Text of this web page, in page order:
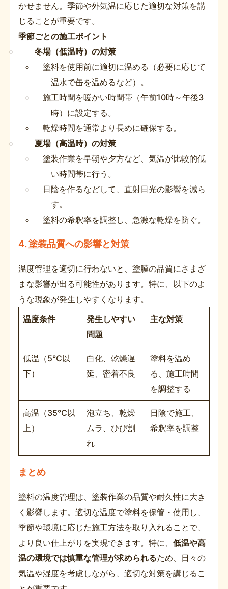
かせません。季節や外気温に応じた適切な対策を講
じることが重要です。
季節ごとの施工ポイント
冬場（低温時）の対策
塗料を使用前に適切に温める（必要に応じて
温水で缶を温めるなど）。
施工時間を暖かい時間帯（午前10時～午後3
時）に設定する。
乾燥時間を通常より長めに確保する。
夏場（高温時）の対策
塗装作業を早朝や夕方など、気温が比較的低
い時間帯に行う。
日陰を作るなどして、直射日光の影響を減ら
す。
塗料の希釈率を調整し、急激な乾燥を防ぐ。
4. 塗装品質への影響と対策
温度管理を適切に行わないと、塗膜の品質にさまざ
まな影響が出る可能性があります。特に、以下のよ
うな現象が発生しやすくなります。
温度条件
発生しやすい
問題
主な対策
低温（5℃以
下）
白化、乾燥遅
延、密着不良
塗料を温め
る、施工時間
を調整する
高温（35℃以
上）
泡立ち、乾燥
ムラ、ひび割
れ
日陰で施工、
希釈率を調整
まとめ
塗料の温度管理は、塗装作業の品質や耐久性に大き
く影響します。適切な温度で塗料を保管・使用し、
季節や環境に応じた施工方法を取り入れることで、
より良い仕上がりを実現できます。特に、 低温や高
温の環境では慎重な管理が求められるため、日々の
気温や湿度を考慮しながら、適切な対策を講じるこ